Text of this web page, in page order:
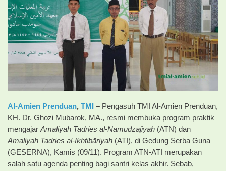
Al-Amien Prenduan, TMI – Pengasuh TMI Al-Amien Prenduan,
KH. Dr. Ghozi Mubarok, MA., resmi membuka program praktik
mengajar Amaliyah Tadries al-Namūdzajiyah (ATN) dan
Amaliyah Tadries al-Ikhtibāriyah (ATI), di Gedung Serba Guna
(GESERNA), Kamis (09/11). Program ATN-ATI merupakan
salah satu agenda penting bagi santri kelas akhir. Sebab,